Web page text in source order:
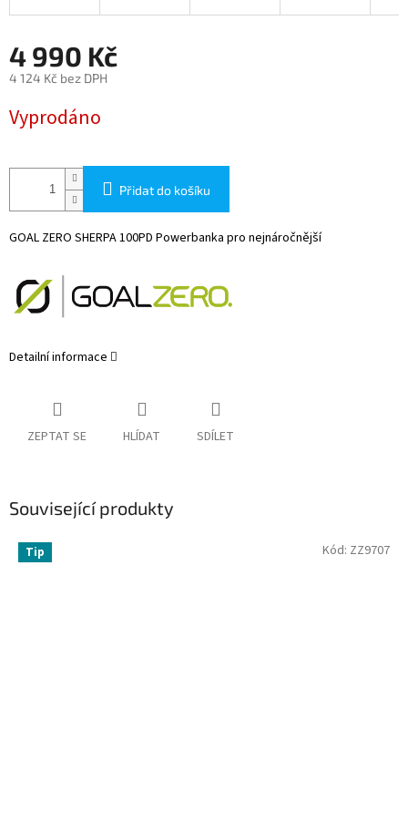
4 990 Kč
4 124 Kč bez DPH
cena:
Vyprodáno
Přidat do košíku
GOAL ZERO SHERPA 100PD Powerbanka pro nejnáročnější
Detailní informace
ZEPTAT SE HLÍDAT SDÍLET
Související produkty
Tip Kód: ZZ9707